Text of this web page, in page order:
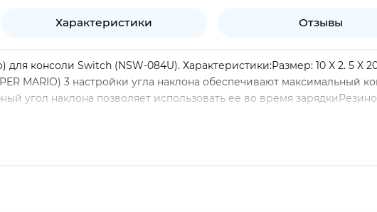
Характеристики Отзывы
для консоли Switch (NSW-084U). Характеристики:Размер: 10 X 2. 5 X
MARIO) 3 настройки угла наклона обеспечивают максимальный
угол наклона позволяет использовать ее во время